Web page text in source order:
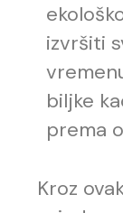
izvršiti
biljke
prema
Kroz